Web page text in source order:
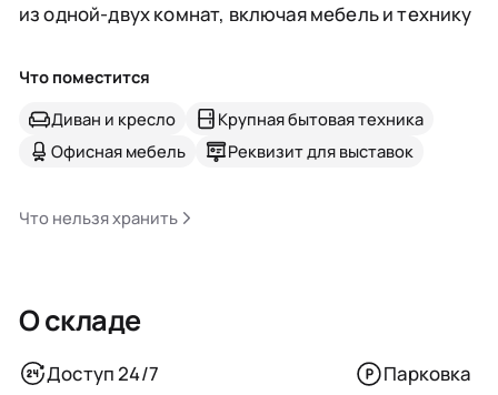
из одной-двух комнат, включая мебель и технику
Что поместится
Диван и кресло
Крупная бытовая техника
Офисная мебель
Реквизит для выставок
Что нельзя хранить
О складе
Доступ 24/7
Парковка